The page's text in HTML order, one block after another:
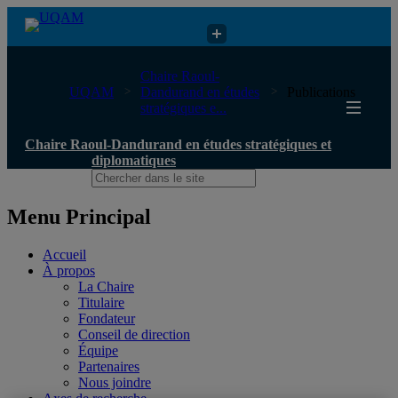
Chaire Raoul-Dandurand en études stratégiques et diplomatiques
UQAM
Chaire Raoul-
Dandurand en études
stratégiques e...
Publications
Chaire Raoul-Dandurand en études stratégiques et
diplomatiques
Menu Principal
Accueil
À propos
La Chaire
Titulaire
Fondateur
Conseil de direction
Équipe
Partenaires
Nous joindre